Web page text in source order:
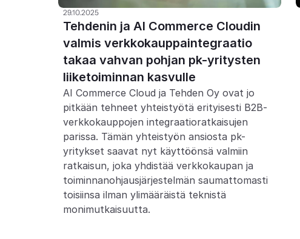
29.10.2025
Tehdenin ja AI Commerce Cloudin
valmis verkkokauppaintegraatio
takaa vahvan pohjan pk-yritysten
liiketoiminnan kasvulle
AI Commerce Cloud ja Tehden Oy ovat jo
pitkään tehneet yhteistyötä erityisesti B2B-
verkkokauppojen integraatioratkaisujen
parissa. Tämän yhteistyön ansiosta pk-
yritykset saavat nyt käyttöönsä valmiin
ratkaisun, joka yhdistää verkkokaupan ja
toiminnanohjausjärjestelmän saumattomasti
toisiinsa ilman ylimääräistä teknistä
monimutkaisuutta.